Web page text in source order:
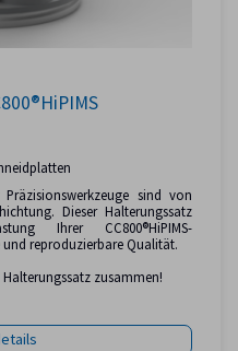
sind von
Dieser Halterungssatz
Ihrer CC800®HiPIMS-
reproduzierbare Qualität.
zusammen!